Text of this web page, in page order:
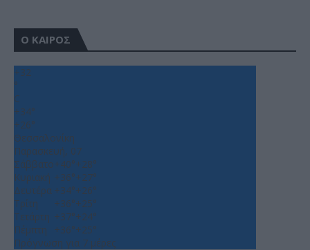
Ο ΚΑΙΡΟΣ
+32
°
C
+34°
+26°
Θεσσαλονίκη
Παρασκευή, 07
Σάββατο+40°+28°
Κυριακή +36°+27°
Δευτέρα +34°+26°
Τρίτη
+36°+25°
Τετάρτη +37°+24°
Πέμπτη
+36°+25°
Πρόγνωση για 7 μέρες